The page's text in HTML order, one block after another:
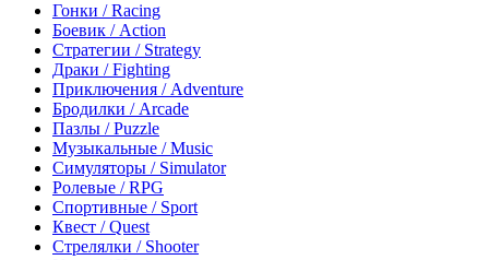
Гонки / Racing
Боевик / Action
Стратегии / Strategy
Драки / Fighting
Приключения / Adventure
Бродилки / Arcade
Пазлы / Puzzle
Музыкальные / Music
Симуляторы / Simulator
Ролевые / RPG
Спортивные / Sport
Квест / Quest
Стрелялки / Shooter